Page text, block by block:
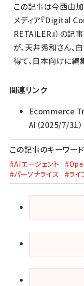
この記事は今西由
メディア『Digital
RETAILER』）の記
が、天井秀和さん、
得て、日本向けに編
関連リンク
Ecommerce
AI （2025/7/31）
この記事のキーワード
#AIエージェント
#パーソナライズ
#ライ